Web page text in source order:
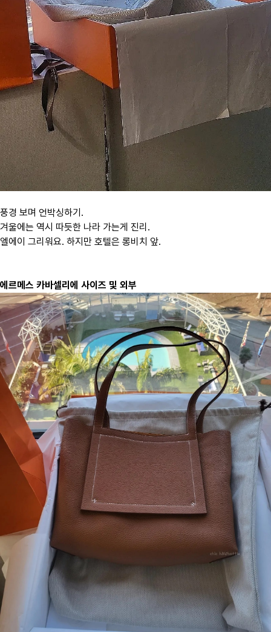
풍경 보며 언박싱하기.
겨울에는 역시 따듯한 나라 가는게 진리.
엘에이 그리워요. 하지만 호텔은 롱비치 앞.
에르메스 카바셀리에 사이즈 및 외부